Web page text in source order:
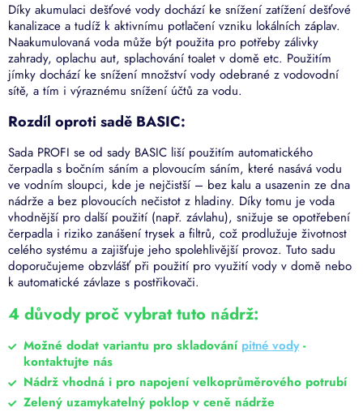
Díky akumulaci dešťové vody dochází ke snížení zatížení dešťové
kanalizace a tudíž k aktivnímu potlačení vzniku lokálních záplav.
Naakumulovaná voda může být použita pro potřeby zálivky
zahrady, oplachu aut, splachování toalet v domě etc. Použitím
jímky dochází ke snížení množství vody odebrané z vodovodní
sítě, a tím i výraznému snížení účtů za vodu.
Rozdíl oproti sadě BASIC:
Sada PROFI se od sady BASIC liší použitím automatického
čerpadla s bočním sáním a plovoucím sáním, které nasává vodu
ve vodním sloupci, kde je nejčistší – bez kalu a usazenin ze dna
nádrže a bez plovoucích nečistot z hladiny. Díky tomu je voda
vhodnější pro další použití (např. závlahu), snižuje se opotřebení
čerpadla i riziko zanášení trysek a filtrů, což prodlužuje životnost
celého systému a zajišťuje jeho spolehlivější provoz. Tuto sadu
doporučujeme obzvlášť při použití pro využití vody v domě nebo
k automatické závlaze s postřikovači.
4 důvody proč vybrat tuto nádrž:
Možné dodat variantu pro skladování pitné vody-
kontaktujte nás
Nádrž vhodná i pro napojení velkoprůměrového potrubí
Zelený uzamykatelný poklop v ceně nádrže